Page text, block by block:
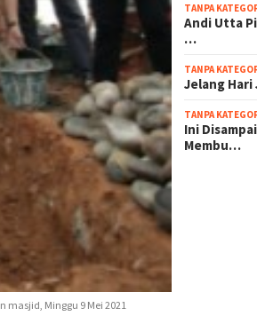
Minggu 9 Mei 2021
TANPA
Andi Utta
…
TANPA
Jelang Hari
TANPA
Ini
Membu…